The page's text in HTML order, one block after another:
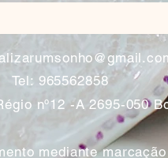
Tel: 965562858
nº12 -A 2695-050
mediante marcação